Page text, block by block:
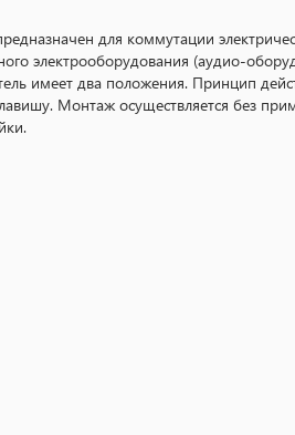
для коммутации
электрооборудования (аудио-
имеет два положения. Принцип
Монтаж осуществляется без